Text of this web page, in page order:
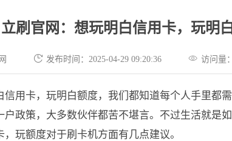
立刷官网：想玩明白信用卡，玩明
官网 发布时间：2025-04-29 09:20:36 访问量：
信用卡，玩明白额度，我们都知道每个人手里都
户政策，大多数伙伴都苦不堪言。不过生活就是
，玩额度对于刷卡机方面有几点建议。